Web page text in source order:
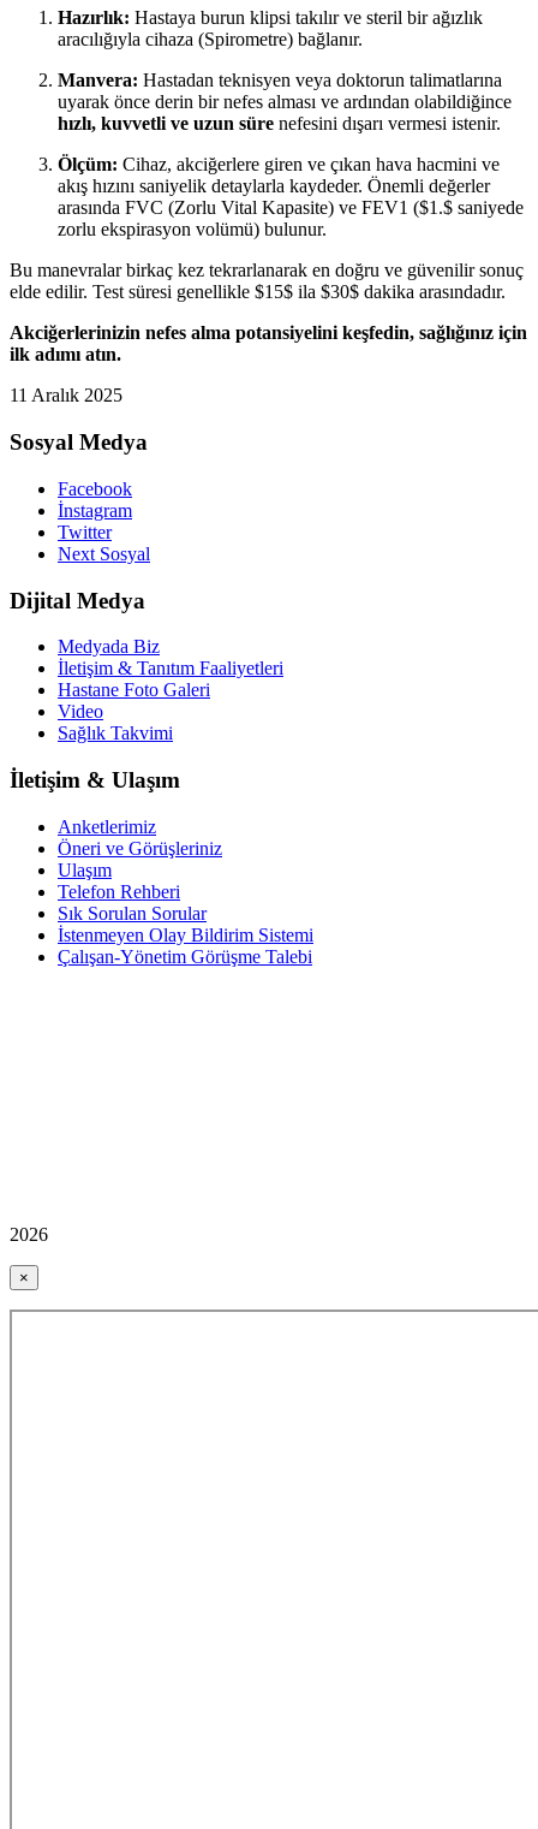
Hazırlık: Hastaya burun klipsi takılır ve steril bir ağızlık
aracılığıyla cihaza (Spirometre) bağlanır.
Manvera: Hastadan teknisyen veya doktorun talimatlarına
uyarak önce derin bir nefes alması ve ardından olabildiğince
hızlı, kuvvetli ve uzun süre nefesini dışarı vermesi istenir.
Ölçüm: Cihaz, akciğerlere giren ve çıkan hava hacmini ve
akış hızını saniyelik detaylarla kaydeder. Önemli değerler
arasında FVC (Zorlu Vital Kapasite) ve FEV1 ($1.$ saniyede
zorlu ekspirasyon volümü) bulunur.
Bu manevralar birkaç kez tekrarlanarak en doğru ve güvenilir sonuç
elde edilir. Test süresi genellikle $15$ ila $30$ dakika arasındadır.
Akciğerlerinizin nefes alma potansiyelini keşfedin, sağlığınız için
ilk adımı atın.
11 Aralık 2025
Sosyal Medya
Facebook
İnstagram
Twitter
Next Sosyal
Dijital Medya
Medyada Biz
İletişim & Tanıtım Faaliyetleri
Hastane Foto Galeri
Video
Sağlık Takvimi
İletişim & Ulaşım
Anketlerimiz
Öneri ve Görüşleriniz
Ulaşım
Telefon Rehberi
Sık Sorulan Sorular
İstenmeyen Olay Bildirim Sistemi
Çalışan-Yönetim Görüşme Talebi
2026
×